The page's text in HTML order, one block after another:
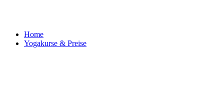
Home
Yogakurse & Preise